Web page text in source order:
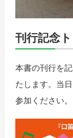
刊行記念
本書の刊行を
たします。当
参加ください。